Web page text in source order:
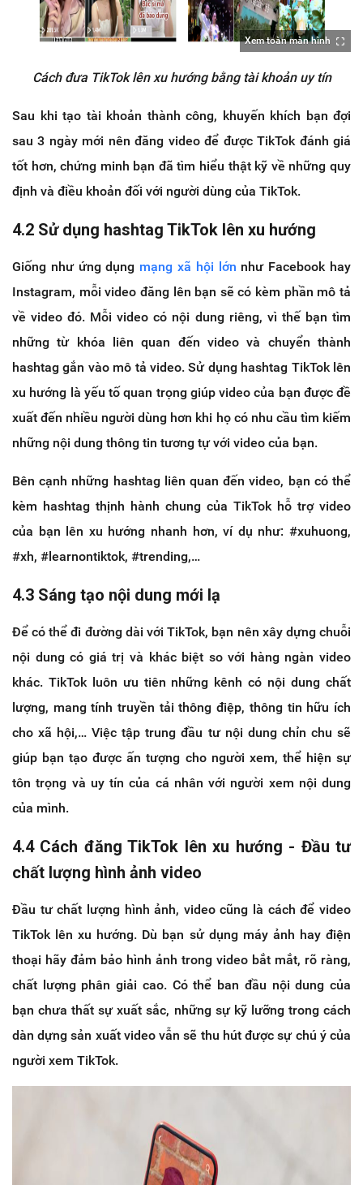
Xem toàn màn hình
Cách đưa TikTok lên xu hướng bằng tài khoản uy tín
Sau khi tạo tài khoản thành công, khuyến khích bạn đợi
sau 3 ngày mới nên đăng video để được TikTok đánh giá
tốt hơn, chứng minh bạn đã tìm hiểu thật kỹ về những quy
định và điều khoản đối với người dùng của TikTok.
4.2 Sử dụng hashtag TikTok lên xu hướng
Giống như ứng dụng mạng xã hội lớn như Facebook hay
Instagram, mỗi video đăng lên bạn sẽ có kèm phần mô tả
về video đó. Mỗi video có nội dung riêng, vì thế bạn tìm
những từ khóa liên quan đến video và chuyển thành
hashtag gắn vào mô tả video. Sử dụng hashtag TikTok lên
xu hướng là yếu tố quan trọng giúp video của bạn được đề
xuất đến nhiều người dùng hơn khi họ có nhu cầu tìm kiếm
những nội dung thông tin tương tự với video của bạn.
Bên cạnh những hashtag liên quan đến video, bạn có thể
kèm hashtag thịnh hành chung của TikTok hỗ trợ video
của bạn lên xu hướng nhanh hơn, ví dụ như: #xuhuong,
#xh, #learnontiktok, #trending,…
4.3 Sáng tạo nội dung mới lạ
Để có thể đi đường dài với TikTok, bạn nên xây dựng chuỗi
nội dung có giá trị và khác biệt so với hàng ngàn video
khác. TikTok luôn ưu tiên những kênh có nội dung chất
lượng, mang tính truyền tải thông điệp, thông tin hữu ích
cho xã hội,… Việc tập trung đầu tư nội dung chỉn chu sẽ
giúp bạn tạo được ấn tượng cho người xem, thể hiện sự
tôn trọng và uy tín của cá nhân với người xem nội dung
của mình.
4.4 Cách đăng TikTok lên xu hướng - Đầu tư
chất lượng hình ảnh video
Đầu tư chất lượng hình ảnh, video cũng là cách để video
TikTok lên xu hướng. Dù bạn sử dụng máy ảnh hay điện
thoại hãy đảm bảo hình ảnh trong video bắt mắt, rõ ràng,
chất lượng phân giải cao. Có thể ban đầu nội dung của
bạn chưa thất sự xuất sắc, những sự kỹ lưỡng trong cách
dàn dựng sản xuất video vẫn sẽ thu hút được sự chú ý của
người xem TikTok.